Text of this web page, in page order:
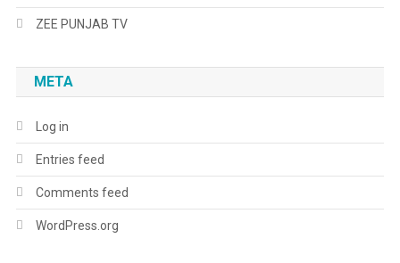
ZEE PUNJAB TV
META
Log in
Entries feed
Comments feed
WordPress.org